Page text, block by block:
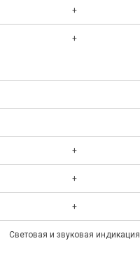
+
+
+
+
+
Световая и звуковая индикация